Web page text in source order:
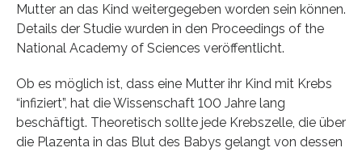
Mutter an das Kind weitergegeben worden sein können.
Details der Studie wurden in den Proceedings of the
National Academy of Sciences veröffentlicht.
Ob es möglich ist, dass eine Mutter ihr Kind mit Krebs
“infiziert”, hat die Wissenschaft 100 Jahre lang
beschäftigt. Theoretisch sollte jede Krebszelle, die über
die Plazenta in das Blut des Babys gelangt von dessen